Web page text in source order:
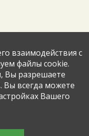
ходьбе прошло
занятие по
ГосУслуги
взаимодействия с
файлы cookie.
Вы разрешаете
Вы всегда можете
Вашего